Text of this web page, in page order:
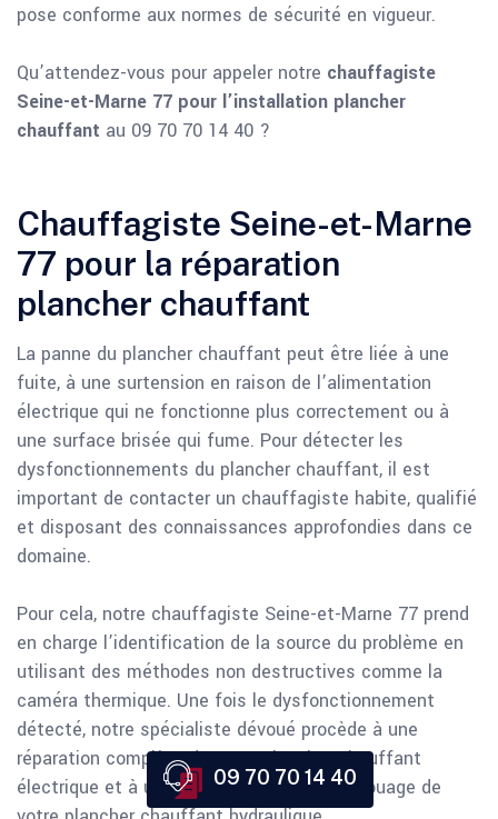
pose conforme aux normes de sécurité en vigueur.
Qu’attendez-vous pour appeler notre chauffagiste
Seine-et-Marne 77 pour l’installation plancher
chauffant au 09 70 70 14 40 ?
Chauffagiste Seine-et-Marne
77 pour la réparation
plancher chauffant
La panne du plancher chauffant peut être liée à une
fuite, à une surtension en raison de l’alimentation
électrique qui ne fonctionne plus correctement ou à
une surface brisée qui fume. Pour détecter les
dysfonctionnements du plancher chauffant, il est
important de contacter un chauffagiste habite, qualifié
et disposant des connaissances approfondies dans ce
domaine.
Pour cela, notre chauffagiste Seine-et-Marne 77 prend
en charge l’identification de la source du problème en
utilisant des méthodes non destructives comme la
caméra thermique. Une fois le dysfonctionnement
détecté, notre spécialiste dévoué procède à une
réparation complète de votre plancher chauffant
électrique et à un nettoyage ou un désembuage de
09 70 70 14 40